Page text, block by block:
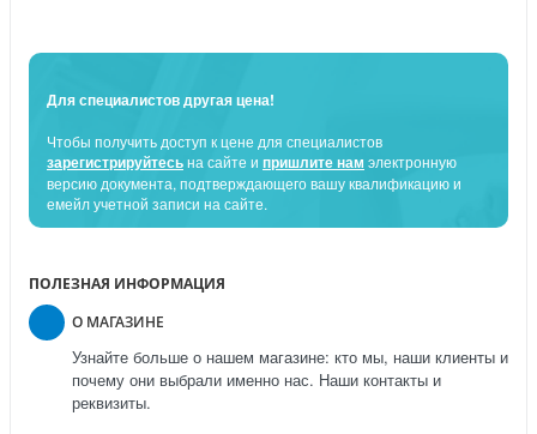
Для специалистов другая цена!
Чтобы получить доступ к цене для специалистов
зарегистрируйтесьна сайте и пришлите нам электронную
версию документа, подтверждающего вашу квалификацию и
емейл учетной записи на сайте.
ПОЛЕЗНАЯ ИНФОРМАЦИЯ
О МАГАЗИНЕ
Узнайте больше о нашем магазине: кто мы, наши клиенты и
почему они выбрали именно нас. Наши контакты и
реквизиты.